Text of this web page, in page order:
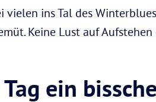
ins Tal des
Keine Lust auf Aufstehen
ein